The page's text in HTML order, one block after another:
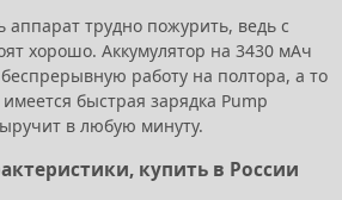
аппарат трудно пожурить, ведь с
хорошо. Аккумулятор на 3430 мАч
работу на полтора, а то
быстрая зарядка Pump
в любую минуту.
купить в России